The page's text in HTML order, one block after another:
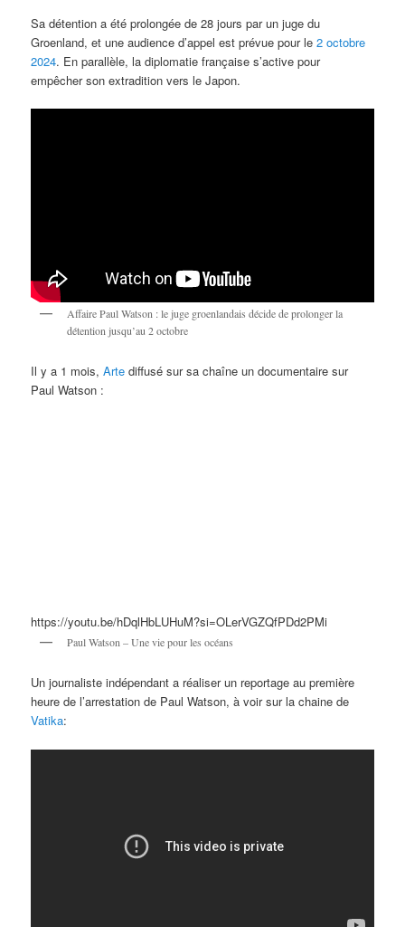
Sa détention a été prolongée de 28 jours par un juge du
Groenland, et une audience d’appel est prévue pour le2 octobre
2024. En parallèle, la diplomatie française s’active pour
empêcher son extradition vers le Japon.
Affaire Paul Watson : le juge groenlandais décide de prolonger la
détention jusqu’au 2 octobre
Il y a 1 mois,Artediffusé sur sa chaîne un documentaire sur
Paul Watson :
https://youtu.be/hDqlHbLUHuM?si=OLerVGZQfPDd2PMi
Paul Watson – Une vie pour les océans
Un journaliste indépendant a réaliser un reportage au première
heure de l’arrestation de Paul Watson, à voir sur la chaine de
Vatika: